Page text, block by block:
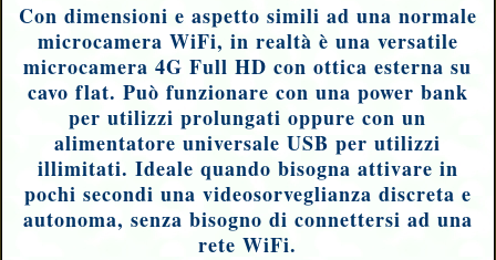
Con dimensioni e aspetto simili ad una normale
microcamera WiFi, in realtà è una versatile
microcamera 4G Full HD con ottica esterna su
cavo flat. Può funzionare con una power bank
per utilizzi prolungati oppure con un
alimentatore universale USB per utilizzi
illimitati. Ideale quando bisogna attivare in
pochi secondi una videosorveglianza discreta e
autonoma, senza bisogno di connettersi ad una
rete WiFi.